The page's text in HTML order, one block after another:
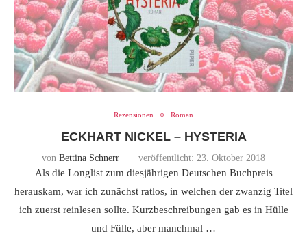
Rezensionen Roman
ECKHART NICKEL – HYSTERIA
von Bettina Schnerr veröffentlicht: 23. Oktober 2018
Als die Longlist zum diesjährigen Deutschen Buchpreis
herauskam, war ich zunächst ratlos, in welchen der zwanzig Titel
ich zuerst reinlesen sollte. Kurzbeschreibungen gab es in Hülle
und Fülle, aber manchmal …